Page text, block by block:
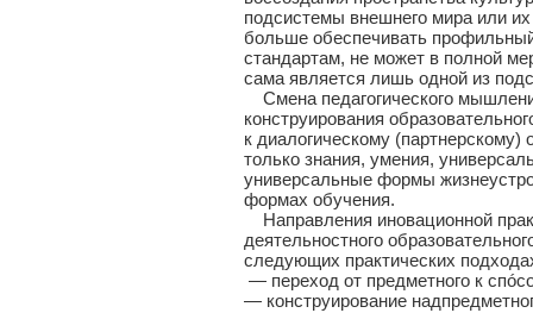
подсистемы внешнего мира или
больше обеспечивать
стандартам, не может в полной
сама является лишь одной из
Смена педагогического
конструирования
к диалогическому
только знания, умения,
универсальные формы
формах обучения.
Направления иновационной
деятельностного
следующих практических
— переход от предметного к
— конструирование